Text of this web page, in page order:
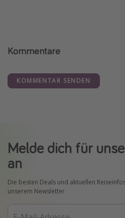
Kommentare
KOMMENTAR SENDEN
Melde dich für
an
Die besten Deals und aktuellen
unserem Newsletter